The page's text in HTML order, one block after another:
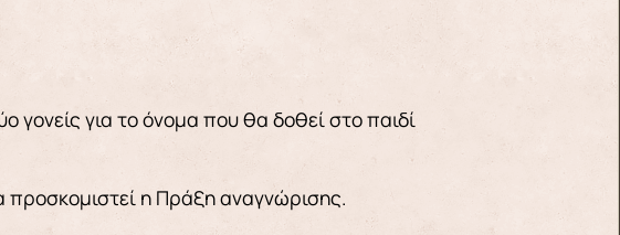
για το όνομα που θα δοθεί στο παιδί
προσκομιστεί η Πράξη αναγνώρισης.